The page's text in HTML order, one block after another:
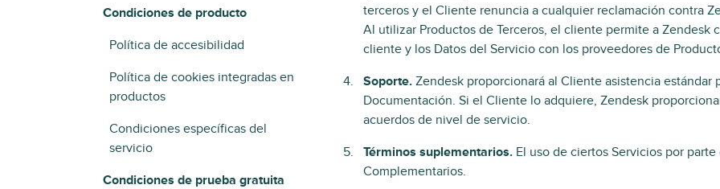
Condiciones de producto
Política de accesibilidad
Política de cookies integradas en
productos
Condiciones específicas del
servicio
Condiciones de prueba gratuita
terceros y el Cliente renuncia a cualquier reclamación contra
Al utilizar Productos de Terceros, el cliente permite a Zendesk
cliente y los Datos del Servicio con los proveedores de
Soporte. Zendesk proporcionará al Cliente asistencia estándar
Documentación. Si el Cliente lo adquiere, Zendesk
acuerdos de nivel de servicio.
Términos suplementarios. El uso de ciertos Servicios por
Complementarios.